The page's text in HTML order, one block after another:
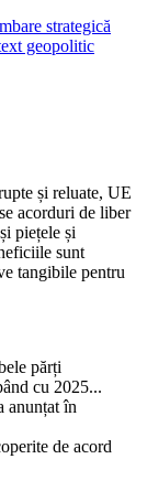
strategică
geopolitic
și reluate, UE
acorduri de liber
piețele și
sunt
tangibile pentru
părți
cu 2025...
anunțat în
de acord